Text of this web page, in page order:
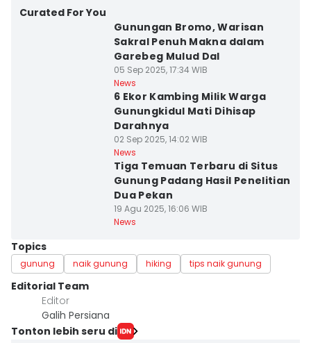
Curated For You
Gunungan Bromo, Warisan
Sakral Penuh Makna dalam
Garebeg Mulud Dal
05 Sep 2025, 17:34 WIB
News
6 Ekor Kambing Milik Warga
Gunungkidul Mati Dihisap
Darahnya
02 Sep 2025, 14:02 WIB
News
Tiga Temuan Terbaru di Situs
Gunung Padang Hasil Penelitian
Dua Pekan
19 Agu 2025, 16:06 WIB
News
Topics
gunung naik gunung hiking tips naik gunung
Editorial Team
Editor
Galih Persiana
Tonton lebih seru di